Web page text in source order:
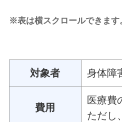
※表は横スクロールできます
対象者 身体障
費用
医療費
ただし